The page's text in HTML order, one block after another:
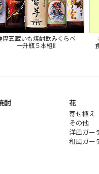
摩五蔵いも焼酎飲みくらべ
一升瓶５本組Ⅱ
酎 花
寄せ植え
その他
洋風ガー
和風ガー